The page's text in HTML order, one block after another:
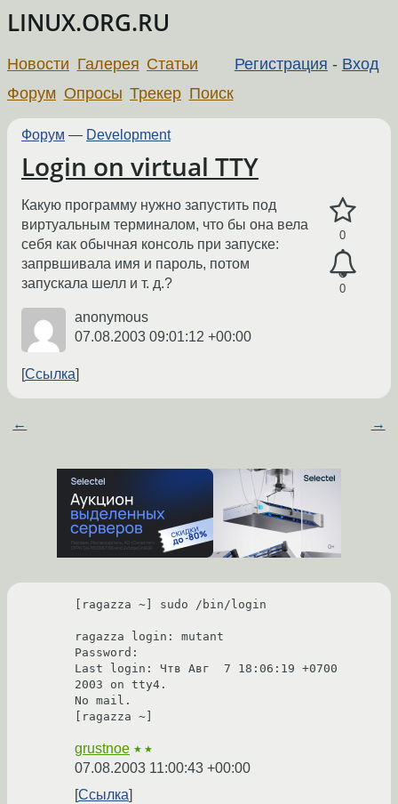
LINUX.ORG.RU
Регистрация - Вход
Новости Галерея Статьи
Форум Опросы Трекер Поиск
Форум — Development
Login on virtual TTY
0
0
Какую программу нужно запустить под
виртуальным терминалом, что бы она вела
себя как обычная консоль при запуске:
запрвшивала имя и пароль, потом
запускала шелл и т. д.?
anonymous
07.08.2003 09:01:12 +00:00
Ссылка
← →
[ragazza ~] sudo /bin/login
ragazza login: mutant
Password:
Last login: Чтв Авг  7 18:06:19 +0700
2003 on tty4.
No mail.
grustnoe ★★
07.08.2003 11:00:43 +00:00
Ссылка